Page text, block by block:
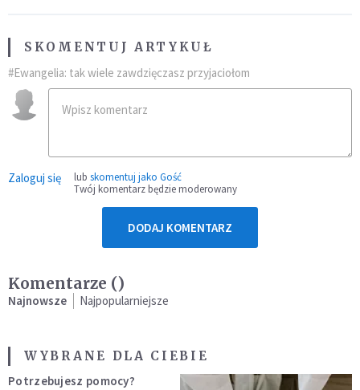
SKOMENTUJ ARTYKUŁ
#Ewangelia: tak wiele zawdzięczasz przyjaciołom
Zaloguj się lub skomentuj jako Gość
Twój komentarz będzie moderowany
DODAJ KOMENTARZ
Komentarze ()
Najnowsze Najpopularniejsze
WYBRANE DLA CIEBIE
Potrzebujesz pomocy?